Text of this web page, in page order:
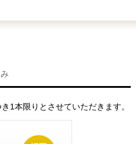
1本限りとさせていただきます。